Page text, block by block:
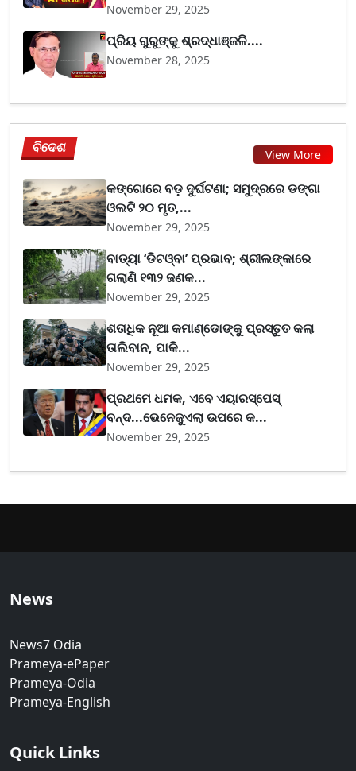
November 29, 2025
ପ୍ରିୟ ଗୁରୁଙ୍କୁ ଶ୍ରଦ୍ଧାଞ୍ଜଳି....
November 28, 2025
ବିଦେଶ View More
କଙ୍ଗୋରେ ବଡ଼ ଦୁର୍ଘଟଣା; ସମୁଦ୍ରରେ ଡଙ୍ଗା
ଓଲଟି ୨୦ ମୃତ,...
November 29, 2025
ବାତ୍ୟା ‘ଡିଟଓ୍ବା’ ପ୍ରଭାବ; ଶ୍ରୀଲଙ୍କାରେ
ଗଲାଣି ୧୩୨ ଜଣକ...
November 29, 2025
ଶତାଧିକ ନୂଆ କମାଣ୍ଡୋଙ୍କୁ ପ୍ରସ୍ତୁତ କଲା
ତାଲିବାନ, ପାକି...
November 29, 2025
ପ୍ରଥମେ ଧମକ, ଏବେ ଏୟାରସ୍ପେସ୍
ବନ୍ଦ...ଭେନେଜୁଏଲା ଉପରେ କ...
November 29, 2025
News
News7 Odia
Prameya-ePaper
Prameya-Odia
Prameya-English
Quick Links